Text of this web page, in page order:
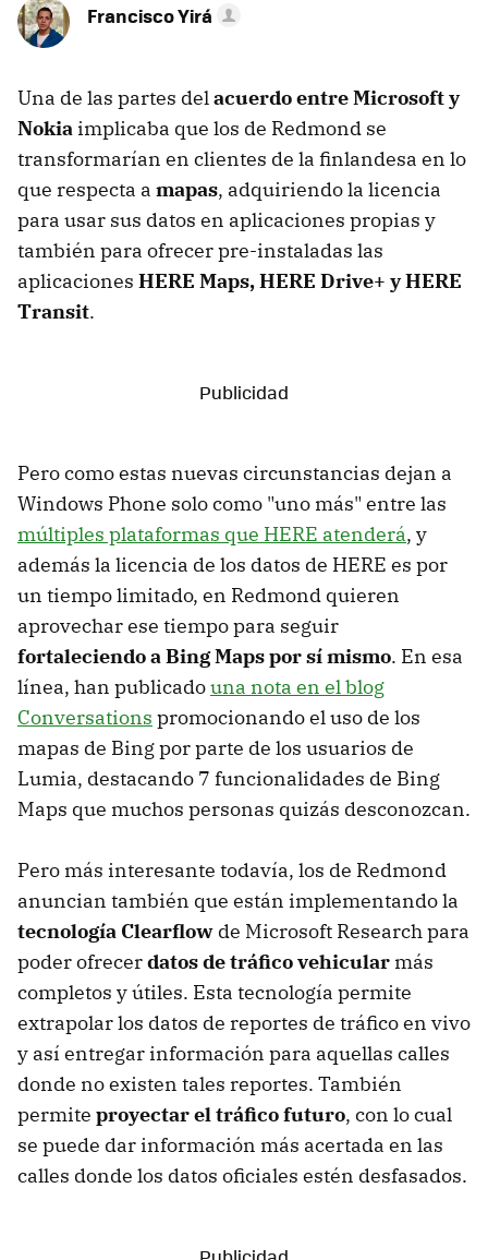
Francisco Yirá
Una de las partes delacuerdo entre Microsoft y
Nokia implicaba que los de Redmond se
transformarían en clientes de la finlandesa en lo
que respecta a mapas, adquiriendo la licencia
para usar sus datos en aplicaciones propias y
también para ofrecer pre-instaladas las
aplicaciones HERE Maps, HERE Drive+ y HERE
Transit.
Pero como estas nuevas circunstancias dejan a
Windows Phone solo como "uno más" entre las
múltiples plataformas que HERE atenderá, y
además la licencia de los datos de HERE es por
un tiempo limitado, en Redmond quieren
aprovechar ese tiempo para seguir
fortaleciendo a Bing Maps por sí mismo. En esa
línea, han publicadouna nota en el blog
Conversations promocionando el uso de los
mapas de Bing por parte de los usuarios de
Lumia, destacando 7 funcionalidades de Bing
Maps que muchos personas quizás desconozcan.
Pero más interesante todavía, los de Redmond
anuncian también que están implementando la
tecnología Clearflow de Microsoft Research para
poder ofrecerdatos de tráfico vehicular más
completos y útiles. Esta tecnología permite
extrapolar los datos de reportes de tráfico en vivo
y así entregar información para aquellas calles
donde no existen tales reportes. También
permite proyectar el tráfico futuro, con lo cual
se puede dar información más acertada en las
calles donde los datos oficiales estén desfasados.